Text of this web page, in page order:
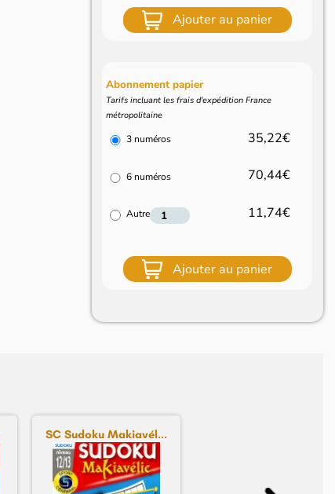
Ajouter au panier
Abonnement papier
Tarifs incluant les frais d'expédition France
métropolitaine
3 numéros 35,22€
6 numéros 70,44€
Autre 11,74€
Ajouter au panier
SC Sudoku Makiavél...